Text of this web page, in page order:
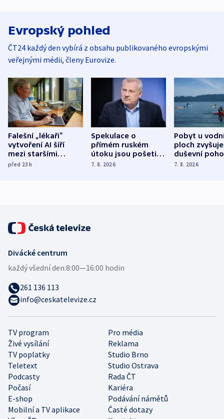
Evropský pohled
ČT24 každý den vybírá z obsahu publikovaného evropskými
veřejnými médii, členy Eurovize.
Falešní „lékaři“
vytvoření AI šíří
mezi staršími
Poláky nebezpečné
před 23h
Spekulace o
přímém ruském
útoku jsou pošetilé,
míní estonský
7. 8. 2026
Pobyt u
ploch zvyšuje
duševní
ukázala
7. 8. 2026
TV program
Pro média
Živé vysílání
Reklama
TV poplatky
Studio Brno
Teletext
Studio Ostrava
Podcasty
Rada ČT
Počasí
Kariéra
E-shop
Podávání námětů
Mobilní a TV aplikace
Časté dotazy
Divácké centrum
každý všední den:8:00—16:00 hodin
261 136 113
info@ceskatelevize.cz